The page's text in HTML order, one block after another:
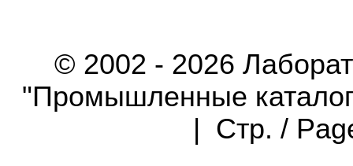
© 2002 - 2026
"Промышленные
| Стр. /